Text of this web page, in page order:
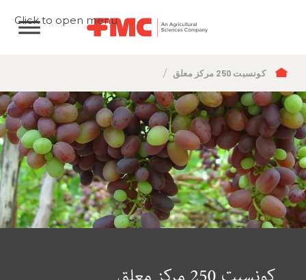
Click to open menu
مسار
التنقل
كونسبت 250 مركز معلق